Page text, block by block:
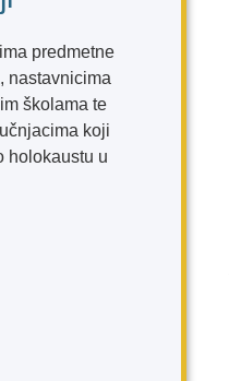
predmetne
nastavnicima
školama te
koji
holokaustu u